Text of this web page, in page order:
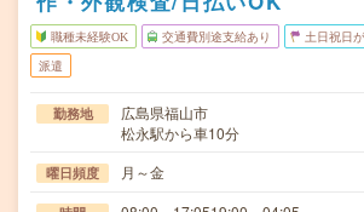
職種未経験OK 交通費別途支給あり 土日祝日
派遣
勤務地
広島県福山市
松永駅から車10分
曜日頻度 月～金